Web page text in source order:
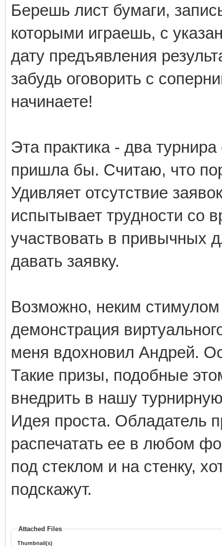
Берешь лист бумаги,
которыми играешь, с
дату предъявления
забудь оговорить с
начинаете!
Эта практика - два
пришла бы. Считаю, что
Удивляет отсутствие
испытывает трудности со
участвовать в привычных
давать заявку.
Возможно, неким
демонстрация
меня вдохновил Андрей.
Такие призы, подобные
внедрить в нашу
Идея проста. Обладатель
распечатать ее в любом
под стеклом и на стенку,
подскажут.
Attached Files
Thumbnail(s)